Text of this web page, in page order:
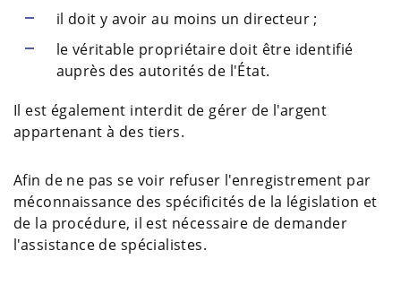
il doit y avoir au moins un directeur ;
le véritable propriétaire doit être identifié
auprès des autorités de l'État.
Il est également interdit de gérer de l'argent
appartenant à des tiers.
Afin de ne pas se voir refuser l'enregistrement par
méconnaissance des spécificités de la législation et
de la procédure, il est nécessaire de demander
l'assistance de spécialistes.